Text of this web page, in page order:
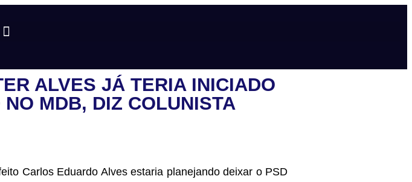
ALVES JÁ TERIA INICIADO
MDB, DIZ COLUNISTA
Carlos Eduardo Alves estaria planejando deixar o PSD